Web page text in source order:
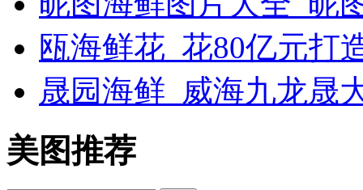
瓯海鲜花_花80亿元打
晟园海鲜_威海九龙晟
美图推荐